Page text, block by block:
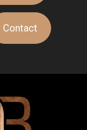
Contact